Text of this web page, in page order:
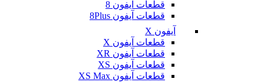
قطعات آیفون 8
قطعات آیفون 8Plus
آیفون X
قطعات آیفون X
قطعات آیفون XR
قطعات آیفون XS
قطعات آیفون XS Max